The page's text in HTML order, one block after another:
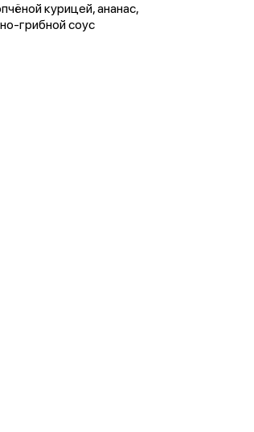
курицей, ананас,
грибной соус